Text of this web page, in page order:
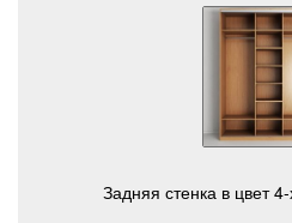
Задняя стенка в цвет